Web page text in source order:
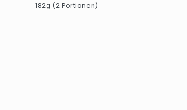
182g (2 Portionen)